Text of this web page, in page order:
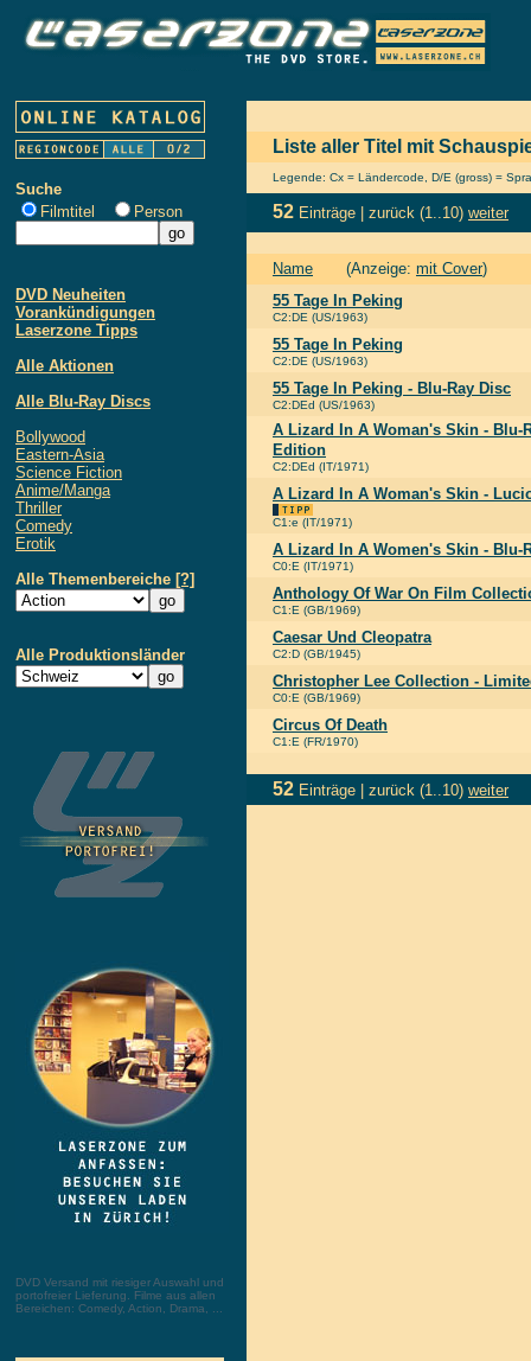
Suche
Filmtitel
Person
DVD Neuheiten
Vorankündigungen
Laserzone Tipps
Alle Aktionen
Alle Blu-Ray Discs
Bollywood
Eastern-Asia
Science Fiction
Anime/Manga
Thriller
Comedy
Erotik
Alle Themenbereiche [?]
Alle Produktionsländer
DVD Versand mit riesiger Auswahl und
portofreier Lieferung. Filme aus allen
Bereichen: Comedy, Action, Drama, ...
Liste aller Titel mit
Legende: Cx = Ländercode, D/E (gross) =
52 Einträge | zurück (1..10) weiter
Name (Anzeige: mit Cover)
55 Tage In Peking
C2:DE (US/1963)
55 Tage In Peking
C2:DE (US/1963)
55 Tage In Peking - Blu-Ray Disc
C2:DEd (US/1963)
A Lizard In A Woman's Skin - Blu-
Edition
C2:DEd (IT/1971)
A Lizard In A Woman's Skin -
C1:e (IT/1971)
A Lizard In A Women's Skin - Blu-
C0:E (IT/1971)
Anthology Of War On Film
C1:E (GB/1969)
Caesar Und Cleopatra
C2:D (GB/1945)
Christopher Lee Collection -
C0:E (GB/1969)
Circus Of Death
C1:E (FR/1970)
52 Einträge | zurück (1..10) weiter